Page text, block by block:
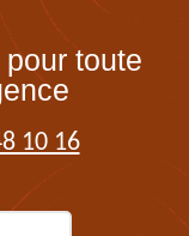
toute
10 16